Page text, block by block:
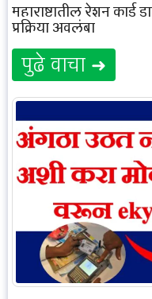
महाराष्ट्रातील रेशन
प्रक्रिया अवलंबा
पुढे वाचा ➜